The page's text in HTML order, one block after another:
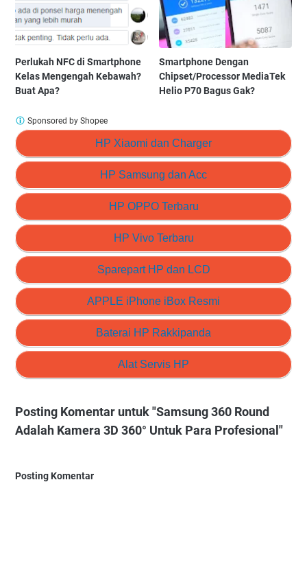
Perlukah NFC di Smartphone
Kelas Mengengah Kebawah?
Buat Apa?
Smartphone Dengan
Chipset/Processor MediaTek
Helio P70 Bagus Gak?
HP Xiaomi dan Charger
HP Samsung dan Acc
HP OPPO Terbaru
HP Vivo Terbaru
Sparepart HP dan LCD
APPLE iPhone iBox Resmi
Baterai HP Rakkipanda
Alat Servis HP
Sponsored by Shopee
Posting Komentar untuk "Samsung 360 Round
Adalah Kamera 3D 360° Untuk Para Profesional"
Posting Komentar